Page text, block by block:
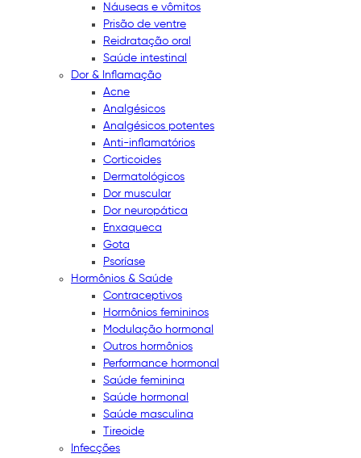
Náuseas e vômitos
Prisão de ventre
Reidratação oral
Saúde intestinal
Dor & Inflamação
Acne
Analgésicos
Analgésicos potentes
Anti-inflamatórios
Corticoides
Dermatológicos
Dor muscular
Dor neuropática
Enxaqueca
Gota
Psoríase
Hormônios & Saúde
Contraceptivos
Hormônios femininos
Modulação hormonal
Outros hormônios
Performance hormonal
Saúde feminina
Saúde hormonal
Saúde masculina
Tireoide
Infecções